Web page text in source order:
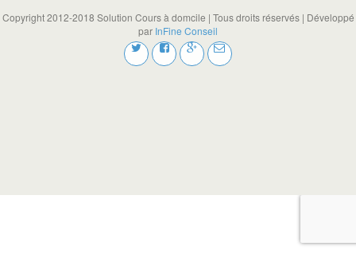
Copyright 2012-2018 Solution Cours à domcile | Tous droits réservés | Développé
par InFine Conseil